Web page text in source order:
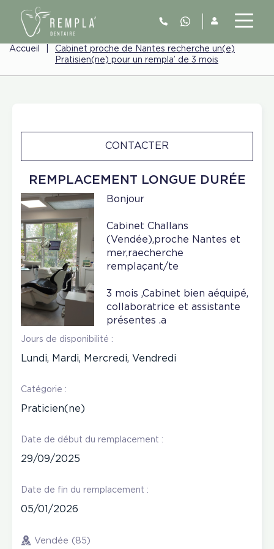
Accueil
Cabinet proche de Nantes recherche un(e)
Pratisien(ne) pour un rempla’ de 3 mois
REMPLACEMENT LONGUE DURÉE
CONTACTER
Bonjour
Cabinet Challans
(Vendée),proche Nantes et
mer,raecherche
remplaçant/te
3 mois ,Cabinet bien aéquipé,
collaboratrice et assistante
présentes .a
Jours de disponibilité :
Lundi, Mardi, Mercredi, Vendredi
Catégorie :
Praticien(ne)
Date de début du remplacement :
29/09/2025
Date de fin du remplacement :
05/01/2026
Vendée (85)